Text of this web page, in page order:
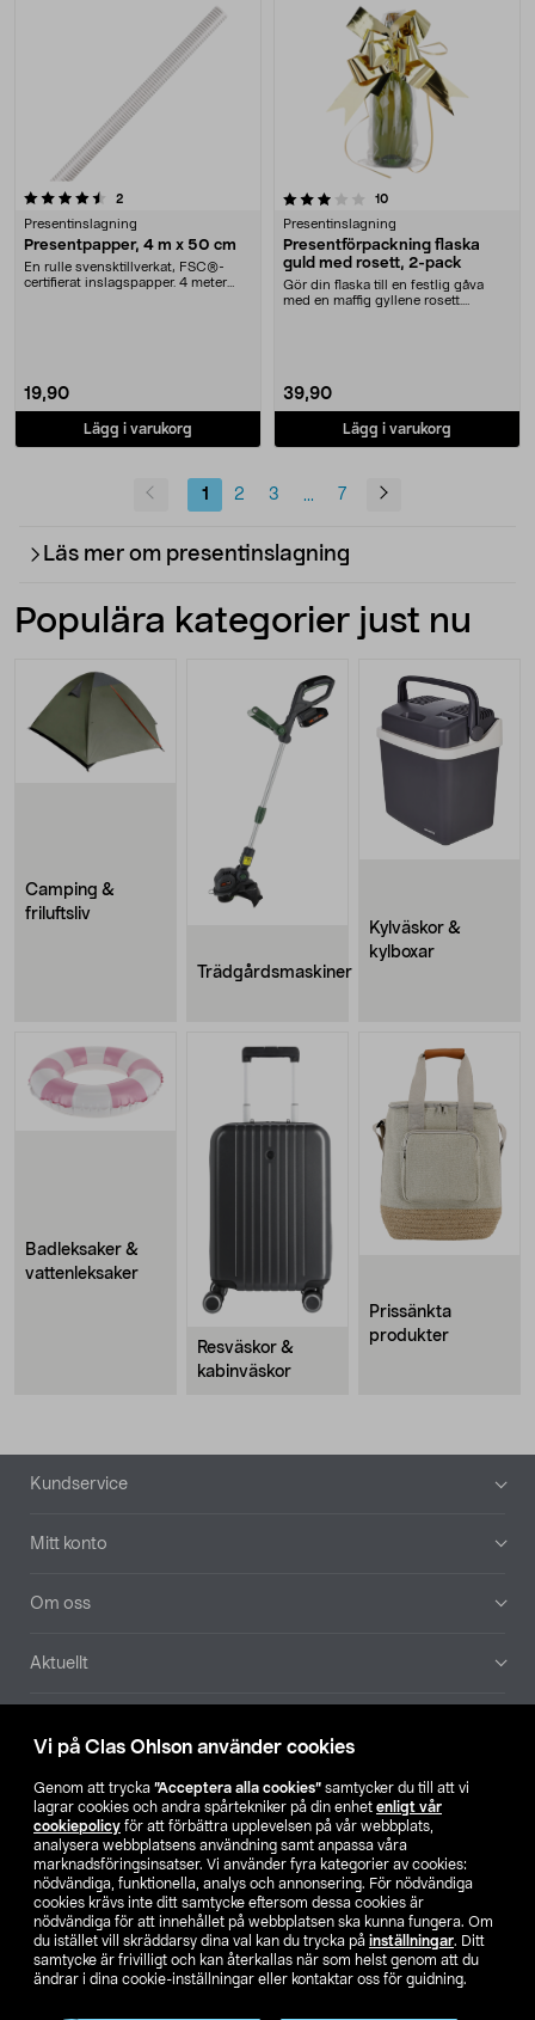
Vi på Clas Ohlson använder cookies
Genom att trycka ”Acceptera alla cookies” samtycker du till att vi
lagrar cookies och andra spårtekniker på din enhet enligt vår
cookiepolicy för att förbättra upplevelsen på vår webbplats,
analysera webbplatsens användning samt anpassa våra
marknadsföringsinsatser. Vi använder fyra kategorier av cookies:
nödvändiga, funktionella, analys och annonsering. För nödvändiga
cookies krävs inte ditt samtycke eftersom dessa cookies är
nödvändiga för att innehållet på webbplatsen ska kunna fungera. Om
du istället vill skräddarsy dina val kan du trycka på inställningar. Ditt
samtycke är frivilligt och kan återkallas när som helst genom att du
ändrar i dina cookie-inställningar eller kontaktar oss för guidning.
2recensioner
Presentinslagning
Presentpapper, 4 m x 50 cm
En rulle svensktillverkat, FSC®-
certifierat inslagspapper. 4 meter
19,90
Lägg i varukorg
3.5 av 5 stjärnor 10recensioner
Presentinslagning
Presentförpackning flaska
guld med rosett, 2-pack
Gör din flaska till en festlig gåva
med en maffig gyllene rosett.
39,90
Lägg i varukorg
1 2 3 ... 7
Läs mer om presentinslagning
Populära kategorier just nu
Camping &
friluftsliv
Trädgårdsmaskiner
Kylväskor &
kylboxar
Badleksaker &
vattenleksaker
Resväskor &
kabinväskor
Prissänkta
produkter
Sidfot
Kundservice
Mitt konto
Om oss
Aktuellt
Hitta butik
SE NO FI